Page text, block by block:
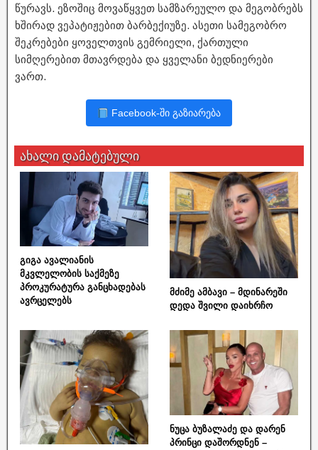
წურავს. ეზოშიც მოვაწყვეთ სამზარეულო და მეგობრებს
ხშირად ვეპატიჟებით ბარბექიუზე. ასეთი სამეგობრო
შეკრებები ყოველთვის გემრიელი, ქართული
სიმღერებით მთავრდება და ყველანი ბედნიერები
ვართ.
Facebook-ში გაზიარება
ახალი დამატებული
გიგა ავალიანის
მკვლელობის საქმეზე
პროკურატურა განცხადებას
ავრცელებს
მძიმე ამბავი – მდინარეში
დედა შვილი დაიხრჩო
ნუცა ბუზალაძე და დარენ
პრინცი დაშორდნენ –